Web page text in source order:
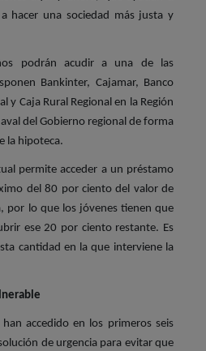
hacer una sociedad más justa y
podrán acudir a una de las
Bankinter, Cajamar, Banco
y Caja Rural Regional en la Región
del Gobierno regional de forma
la hipoteca.
permite acceder a un préstamo
del 80 por ciento del valor de
por lo que los jóvenes tienen que
ese 20 por ciento restante. Es
cantidad en la que interviene la
accedido en los primeros seis
de urgencia para evitar que